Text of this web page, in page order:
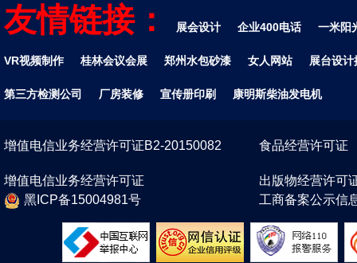
友情链接： 展会设计 企业400电话 一米阳
VR视频制作 桂林会议会展 郑州水包砂漆 女人网站 展台设计
第三方检测公司 厂房装修 宣传册印刷 康明斯柴油发电机
增值电信业务经营许可证B2-20150082 食品经营许可证
增值电信业务经营许可证
出版物经营许可
黑ICP备15004981号
工商备案公示信